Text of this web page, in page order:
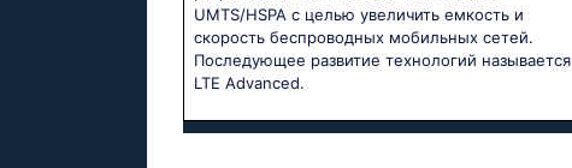
UMTS/HSPA с целью увеличить емкость и
скорость беспроводных мобильных сетей.
Последующее развитие технологий называется
LTE Advanced.